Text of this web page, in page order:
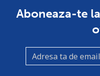
Aboneaza-te